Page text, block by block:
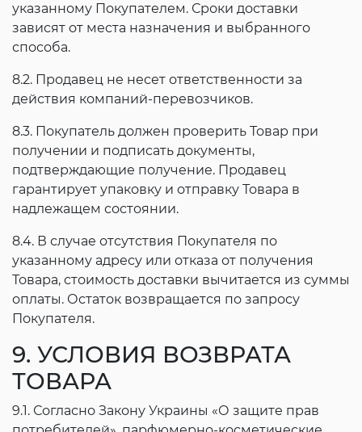
указанному Покупателем. Сроки доставки
зависят от места назначения и выбранного
способа.
8.2. Продавец не несет ответственности за
действия компаний-перевозчиков.
8.3. Покупатель должен проверить Товар при
получении и подписать документы,
подтверждающие получение. Продавец
гарантирует упаковку и отправку Товара в
надлежащем состоянии.
8.4. В случае отсутствия Покупателя по
указанному адресу или отказа от получения
Товара, стоимость доставки вычитается из суммы
оплаты. Остаток возвращается по запросу
Покупателя.
9. УСЛОВИЯ ВОЗВРАТА
ТОВАРА
9.1. Согласно Закону Украины «О защите прав